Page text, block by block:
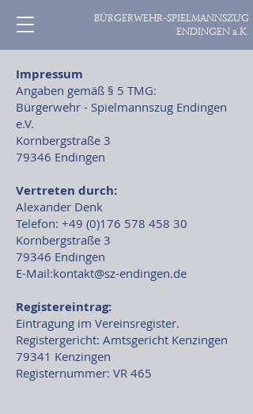
BÜRGERWEHR-SPIELMANNSZUG
ENDINGEN a.K.
Impressum
Angaben gemäß § 5 TMG:
Bürgerwehr - Spielmannszug Endingen
e.V.
Kornbergstraße 3
79346 Endingen
Vertreten durch:
Alexander Denk
Telefon: +49 (0)176 578 458 30
Kornbergstraße 3
79346 Endingen
E-Mail:kontakt@sz-endingen.de
Registereintrag:
Eintragung im Vereinsregister.
Registergericht: Amtsgericht Kenzingen
79341 Kenzingen
Registernummer: VR 465